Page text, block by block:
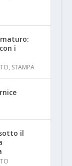
i
, STAMPA
il